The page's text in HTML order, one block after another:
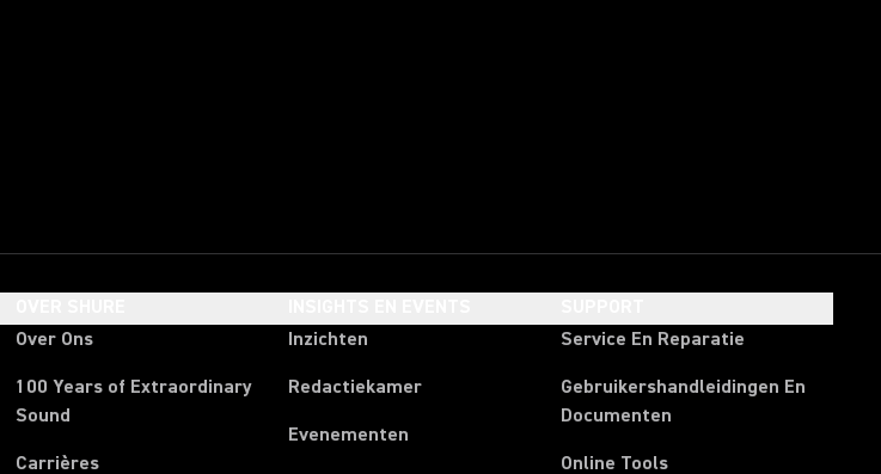
Over Ons
100 Years of Extraordinary
Sound
Carrières
Inzichten
Redactiekamer
Evenementen
Service En Reparatie
Gebruikershandleidingen En
Documenten
Online Tools